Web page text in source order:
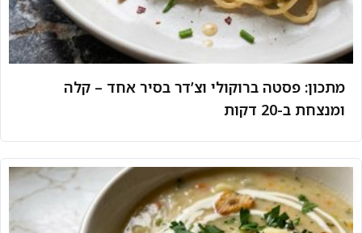
מתכון: פסטה ברוקולי וצ’דר בסיר אחד – קלה
ומנצחת ב-20 דקות